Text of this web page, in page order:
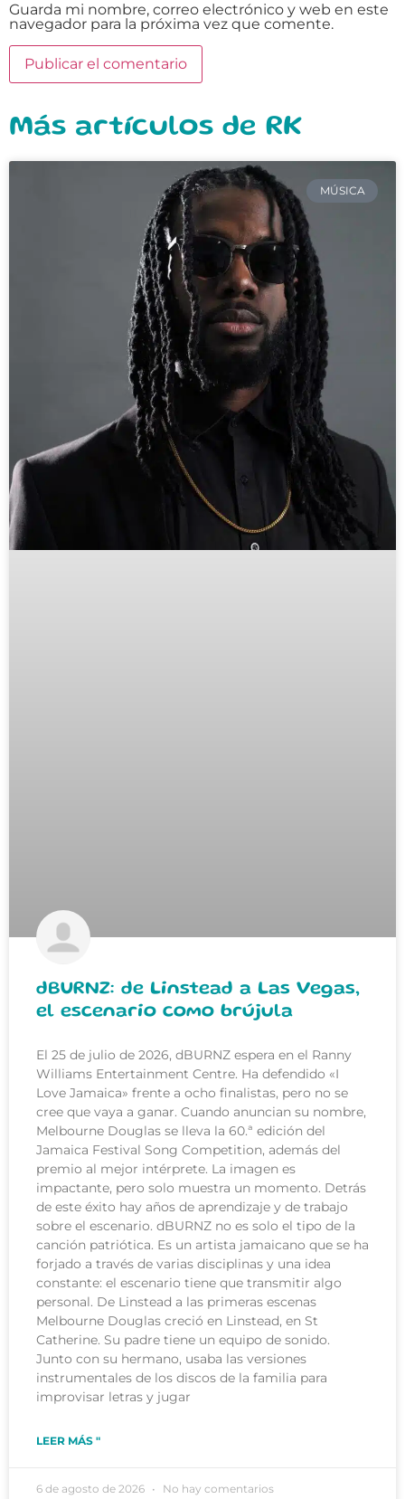
Guarda mi nombre, correo electrónico y web en este
navegador para la próxima vez que comente.
Más artículos de RK
MÚSICA
dBURNZ: de Linstead a Las Vegas,
el escenario como brújula
El 25 de julio de 2026, dBURNZ espera en el Ranny
Williams Entertainment Centre. Ha defendido «I
Love Jamaica» frente a ocho finalistas, pero no se
cree que vaya a ganar. Cuando anuncian su nombre,
Melbourne Douglas se lleva la 60.ª edición del
Jamaica Festival Song Competition, además del
premio al mejor intérprete. La imagen es
impactante, pero solo muestra un momento. Detrás
de este éxito hay años de aprendizaje y de trabajo
sobre el escenario. dBURNZ no es solo el tipo de la
canción patriótica. Es un artista jamaicano que se ha
forjado a través de varias disciplinas y una idea
constante: el escenario tiene que transmitir algo
personal. De Linstead a las primeras escenas
Melbourne Douglas creció en Linstead, en St
Catherine. Su padre tiene un equipo de sonido.
Junto con su hermano, usaba las versiones
instrumentales de los discos de la familia para
improvisar letras y jugar
LEER MÁS "
6 de agosto de 2026 No hay comentarios